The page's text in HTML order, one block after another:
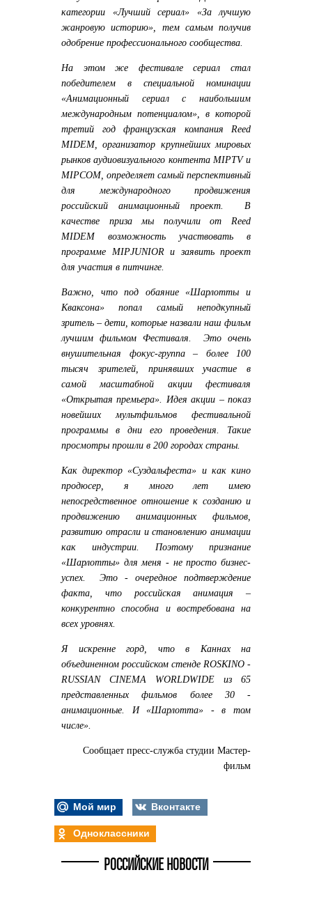
категории «Лучший сериал» «За лучшую
жанровую историю», тем самым получив
одобрение профессионального сообщества.
На этом же фестивале сериал стал
победителем в специальной номинации
«Анимационный сериал с наибольшим
международным потенциалом», в которой
третий год французская компания Reed
MIDEM, организатор крупнейших мировых
рынков аудиовизуального контента MIPTV и
MIPCOM, определяет самый перспективный
для международного продвижения
российский анимационный проект. В
качестве приза мы получили от Reed
MIDEM возможность участвовать в
программе MIPJUNIOR и заявить проект
для участия в питчинге.
Важно, что под обаяние «Шарлотты и
Кваксона» попал самый неподкупный
зритель – дети, которые назвали наш фильм
лучшим фильмом Фестиваля. Это очень
внушительная фокус-группа – более 100
тысяч зрителей, принявших участие в
самой масштабной акции фестиваля
«Открытая премьера». Идея акции – показ
новейших мультфильмов фестивальной
программы в дни его проведения. Такие
просмотры прошли в 200 городах страны.
Как директор «Суздальфеста» и как кино
продюсер, я много лет имею
непосредственное отношение к созданию и
продвижению анимационных фильмов,
развитию отрасли и становлению анимации
как индустрии. Поэтому признание
«Шарлотты» для меня - не просто бизнес-
успех. Это - очередное подтверждение
факта, что российская анимация –
конкурентно способна и востребована на
всех уровнях.
Я искренне горд, что в Каннах на
объединенном российском стенде ROSKINO -
RUSSIAN CINEMA WORLDWIDE из 65
представленных фильмов более 30 -
анимационные. И «Шарлотта» - в том
числе».
Сообщает пресс-служба студии Мастер-
фильм
Мой мир
Вконтакте
Одноклассники
РОССИЙСКИЕ НОВОСТИ